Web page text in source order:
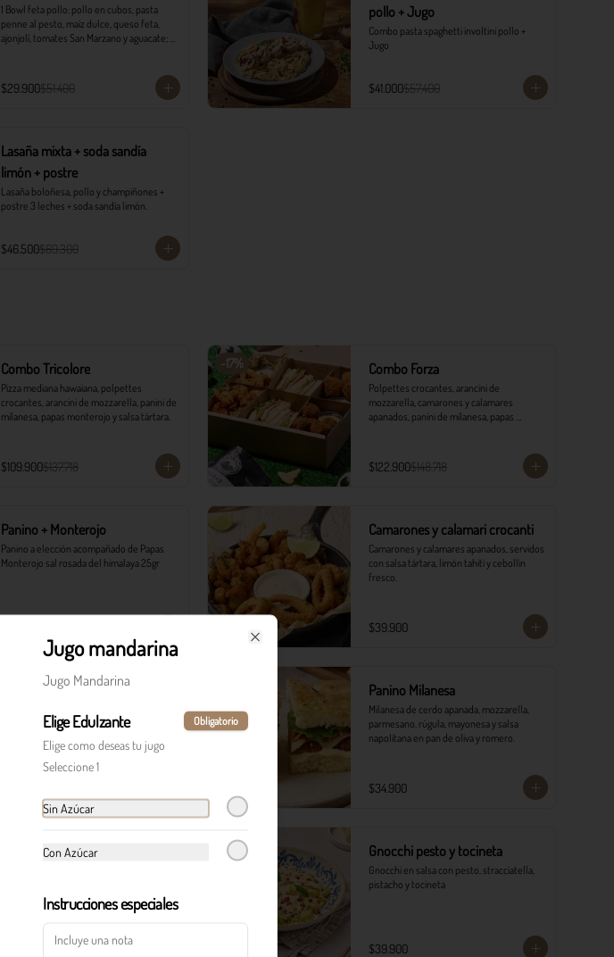
1 Bowl feta pollo: pollo en cubos, pasta
penne al pesto, maíz dulce, queso feta,
ajonjolí, tomates San Marzano y aguacate;
1 Soda Sandía Limón
$29.900$51.400
pollo + Jugo
Combo pasta spaghetti involtini pollo +
Jugo
$41.000$57.400
Lasaña mixta + soda sandía
limón + postre
Lasaña boloñesa, pollo y champiñones +
postre 3 leches + soda sandía limón.
$46.500$69.300
Combo Tricolore
Pizza mediana hawaiana, polpettes
crocantes, arancini de mozzarella, panini de
milanesa, papas monterojo y salsa tártara.
$109.900$137.718
-17% Combo Forza
Polpettes crocantes, arancini de
mozzarella, camarones y calamares
apanados, panini de milanesa, papas
$122.900$148.718
Panino + Monterojo
Panino a elección acompañado de Papas
Monterojo sal rosada del himalaya 25gr
Camarones y calamari crocanti
Camarones y calamares apanados, servidos
con salsa tártara, limón tahití y cebollín
fresco.
$39.900
Polpettes crocanti
y cebollín fresco.
Panino Milanesa
Milanesa de cerdo apanada, mozzarella,
parmesano, rúgula, mayonesa y salsa
napolitana en pan de oliva y romero.
$34.900
Tiramisú Gnocchi pesto y tocineta
Gnocchi en salsa con pesto, stracciatella,
pistacho y tocineta
$39.900
Jugo mandarina
Jugo Mandarina
Elige Edulzante Obligatorio
Elige como deseas tu jugo
Seleccione 1
Sin Azúcar
Con Azúcar
Instrucciones especiales